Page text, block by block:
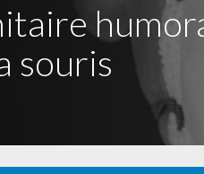
souris